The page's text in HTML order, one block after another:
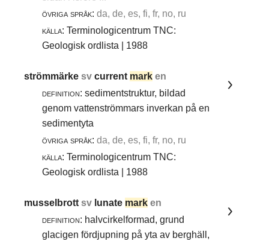
övriga språk: da, de, es, fi, fr, no, ru
källa: Terminologicentrum TNC:
Geologisk ordlista | 1988
strömmärkesvcurrent mark en
definition: sedimentstruktur, bildad
genom vattenströmmars inverkan på en
sedimentyta
övriga språk: da, de, es, fi, fr, no, ru
källa: Terminologicentrum TNC:
Geologisk ordlista | 1988
musselbrottsv lunate mark en
definition: halvcirkelformad, grund
glacigen fördjupning på yta av berghäll,